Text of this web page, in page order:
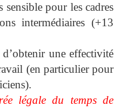
sensible pour les cadres
intermédiaires (+13
une effectivité
(en particulier pour
légale du temps de